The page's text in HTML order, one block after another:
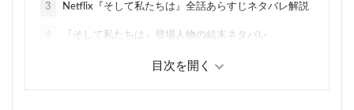
3 Netflix『そして私たちは』全話あらすじネタバレ解説
『そして私たちは』登場人物の結末ネタバレ
パキート(写真右)
4.2 チャヨ